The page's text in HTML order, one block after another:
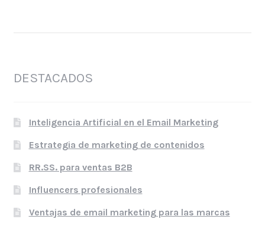
DESTACADOS
Inteligencia Artificial en el Email Marketing
Estrategia de marketing de contenidos
RR.SS. para ventas B2B
Influencers profesionales
Ventajas de email marketing para las marcas